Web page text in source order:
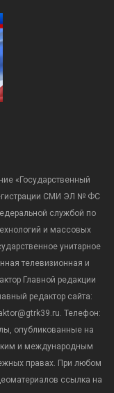
«Государственный
СМИ ЭЛ № ФС
службой по
и массовых
унитарное
телевизионная и
Главной редакции
редактор сайта:
Телефон:
опубликованные на
и международным
правах. При любом
ссылка на